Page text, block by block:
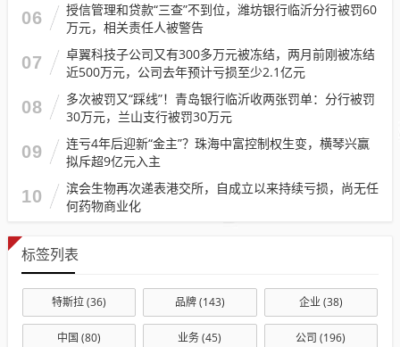
06
授信管理和贷款“三查”不到位，潍坊银行临沂分行被罚60
万元，相关责任人被警告
07
卓翼科技子公司又有300多万元被冻结，两月前刚被冻结
近500万元，公司去年预计亏损至少2.1亿元
08
多次被罚又“踩线”！青岛银行临沂收两张罚单：分行被罚
30万元，兰山支行被罚30万元
09
连亏4年后迎新“金主”？珠海中富控制权生变，横琴兴赢
拟斥超9亿元入主
10
滨会生物再次递表港交所，自成立以来持续亏损，尚无任
何药物商业化
标签列表
特斯拉(36) 品牌(143) 企业(38)
中国 (80) 业务(45) 公司 (196)